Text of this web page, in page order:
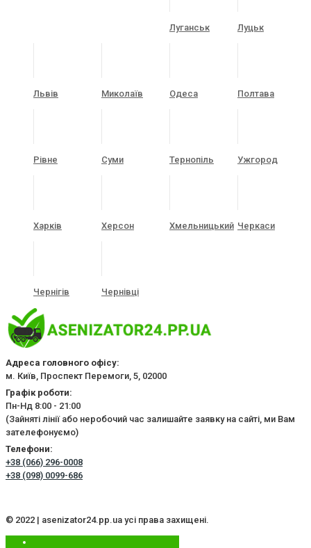
Луганськ Луцьк
Львів Миколаїв Одеса Полтава
Рівне Суми Тернопіль Ужгород
Харків Херсон Хмельницький Черкаси
Чернігів Чернівці
Адреса головного офісу:
м. Київ, Проспект Перемоги, 5, 02000
Графік роботи:
Пн-Нд 8:00 - 21:00
(Зайняті лінії або неробочий час залишайте заявку на сайті, ми Вам
зателефонуємо)
Телефони:
+38 (066) 296-0008
+38 (098) 0099-686
© 2022 | asenizator24.pp.ua усі права захищені.